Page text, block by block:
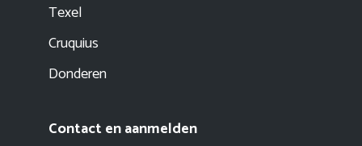
Texel
Cruquius
Donderen
Contact en aanmelden